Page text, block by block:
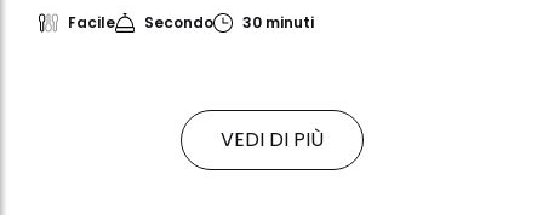
Facile Secondo 30 minuti
VEDI DI PIÙ